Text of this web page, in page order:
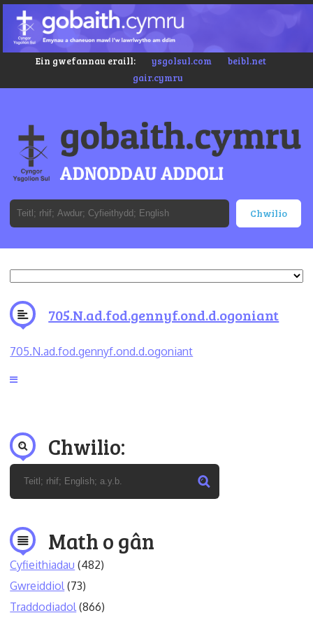
Ein gwefannau eraill: ysgolsul.com
beibl.net
gair.cymru
705.N.ad.fod.gennyf.ond.d.ogoniant
705.N.ad.fod.gennyf.ond.d.ogoniant
Chwilio:
Math o gân
Cyfieithiadau (482)
Gwreiddiol (73)
Traddodiadol (866)